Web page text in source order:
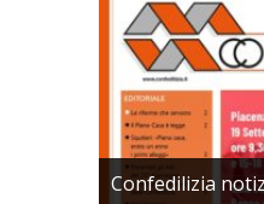
Confedilizia